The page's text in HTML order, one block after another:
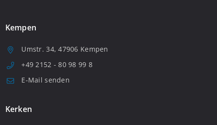
Kempen
Umstr. 34, 47906 Kempen
+49 2152 - 80 98 99 8
E-Mail senden
Kerken